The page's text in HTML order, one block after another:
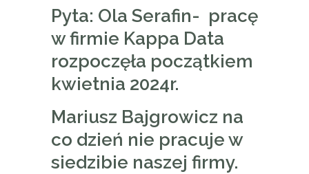
Pyta: Ola Serafin- pracę
w firmie Kappa Data
rozpoczęła początkiem
kwietnia 2024r.
Mariusz Bajgrowicz na
co dzień nie pracuje w
siedzibie naszej firmy.